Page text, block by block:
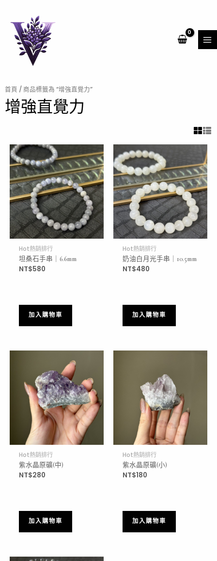
首頁 / 商品標籤為 “增強直覺力”
增強直覺力
Hot熱銷排行
坦桑石手串｜6.6mm
NT$580
加入購物車
Hot熱銷排行
奶油白月光手串｜10.5mm
NT$480
加入購物車
Hot熱銷排行
紫水晶原礦(中)
NT$280
加入購物車
Hot熱銷排行
紫水晶原礦(小)
NT$180
加入購物車